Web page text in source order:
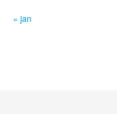
« jan